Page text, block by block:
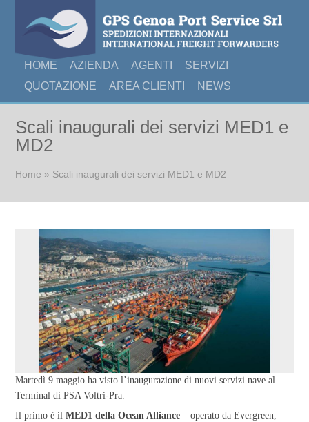
HOME AZIENDA AGENTI
SERVIZI
QUOTAZIONE
AREA CLIENTI NEWS
Scali inaugurali dei servizi MED1 e
MD2
Tu sei qui
Home » Scali inaugurali dei servizi MED1 e MD2
Martedì 9 maggio ha visto l’inaugurazione di nuovi servizi nave al
Terminal di PSA Voltri-Pra.
Il primo è ilMED1 della Ocean Alliance – operato da Evergreen,